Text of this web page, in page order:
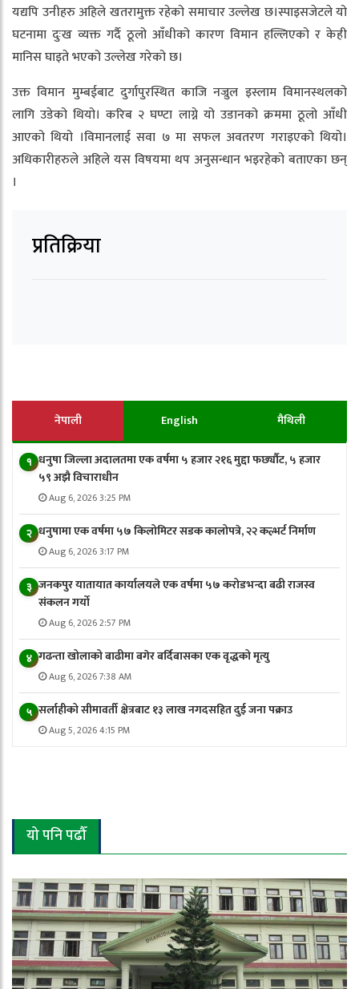
यद्यपि उनीहरु अहिले खतरामुक्त रहेको समाचार उल्लेख छ।स्पाइसजेटले यो
घटनामा दुःख व्यक्त गर्दै ठूलो आँधीको कारण विमान हल्लिएको र केही
मानिस घाइते भएको उल्लेख गरेको छ।
उक्त विमान मुम्बईबाट दुर्गापुरस्थित काजि नज्रुल इस्लाम विमानस्थलको
लागि उडेको थियो। करिब २ घण्टा लाग्ने यो उडानको क्रममा ठूलो आँधी
आएको थियो ।विमानलाई सवा ७ मा सफल अवतरण गराइएको थियो।
अधिकारीहरुले अहिले यस विषयमा थप अनुसन्धान भइरहेको बताएका छन्
।
प्रतिक्रिया
नेपाली English मैथिली
१ धनुषा जिल्ला अदालतमा एक वर्षमा ५ हजार २१६ मुद्दा फर्छ्यौट, ५ हजार
५९ अझै विचाराधीन
Aug 6, 2026 3:25 PM
२ धनुषामा एक वर्षमा ५७ किलोमिटर सडक कालोपत्रे, २२ कल्भर्ट निर्माण
Aug 6, 2026 3:17 PM
३ जनकपुर यातायात कार्यालयले एक वर्षमा ५७ करोडभन्दा बढी राजस्व
संकलन गर्याे
Aug 6, 2026 2:57 PM
४ गढन्ता खोलाको बाढीमा बगेर बर्दिबासका एक वृद्धको मृत्यु
Aug 6, 2026 7:38 AM
५ सर्लाहीको सीमावर्ती क्षेत्रबाट १३ लाख नगदसहित दुई जना पक्राउ
Aug 5, 2026 4:15 PM
यो पनि पढौँ